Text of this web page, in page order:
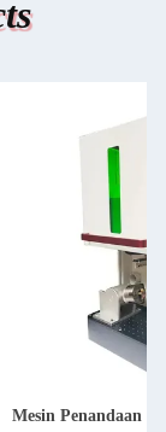
Mesin Penandaan